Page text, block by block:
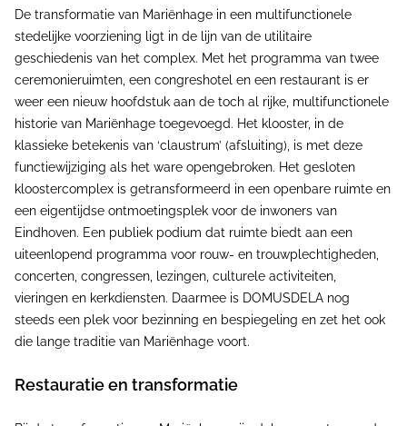
De transformatie van Mariënhage in een multifunctionele
stedelijke voorziening ligt in de lijn van de utilitaire
geschiedenis van het complex. Met het programma van twee
ceremonieruimten, een congreshotel en een restaurant is er
weer een nieuw hoofdstuk aan de toch al rijke, multifunctionele
historie van Mariënhage toegevoegd. Het klooster, in de
klassieke betekenis van ‘claustrum’ (afsluiting), is met deze
functiewijziging als het ware opengebroken. Het gesloten
kloostercomplex is getransformeerd in een openbare ruimte en
een eigentijdse ontmoetingsplek voor de inwoners van
Eindhoven. Een publiek podium dat ruimte biedt aan een
uiteenlopend programma voor rouw- en trouwplechtigheden,
concerten, congressen, lezingen, culturele activiteiten,
vieringen en kerkdiensten. Daarmee is DOMUSDELA nog
steeds een plek voor bezinning en bespiegeling en zet het ook
die lange traditie van Mariënhage voort.
Restauratie en transformatie